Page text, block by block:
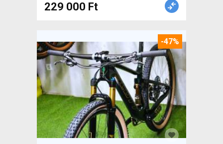
229 000 Ft
-47%